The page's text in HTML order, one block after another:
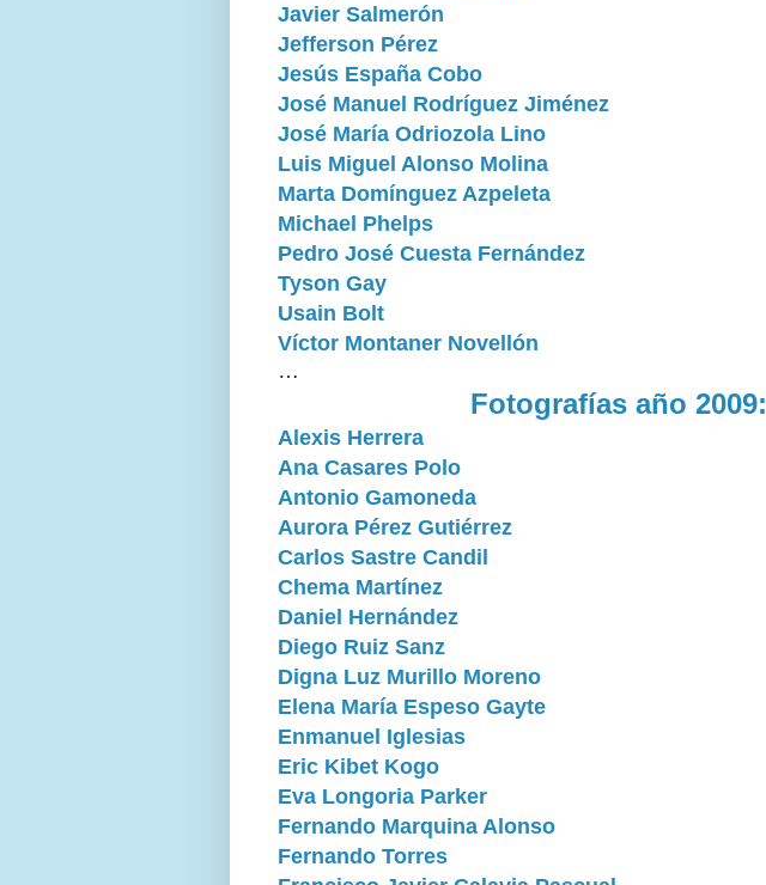
Javier Salmerón
Jefferson Pérez
Jesús España Cobo
José Manuel Rodríguez Jiménez
José María Odriozola Lino
Luis Miguel Alonso Molina
Marta Domínguez Azpeleta
Michael Phelps
Pedro José Cuesta Fernández
Tyson Gay
Usain Bolt
Víctor Montaner Novellón
…
Fotografías año 2009:
Alexis Herrera
Ana Casares Polo
Antonio Gamoneda
Aurora Pérez Gutiérrez
Carlos Sastre Candil
Chema Martínez
Daniel Hernández
Diego Ruiz Sanz
Digna Luz Murillo Moreno
Elena María Espeso Gayte
Enmanuel Iglesias
Eric Kibet Kogo
Eva Longoria Parker
Fernando Marquina Alonso
Fernando Torres